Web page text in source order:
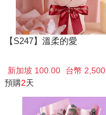
【S247】溫柔的愛
新加坡 100.00
台幣 2,500
預購2天